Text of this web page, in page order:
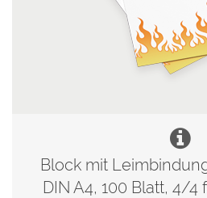
Block mit
DIN A4, 100 Blatt, 4/4